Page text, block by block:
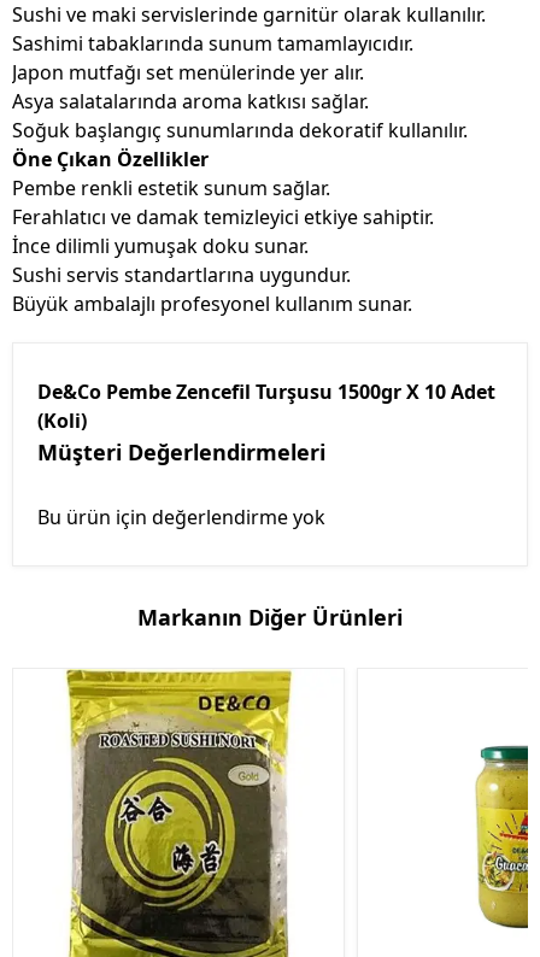
Sushi ve maki servislerinde garnitür olarak kullanılır.
Sashimi tabaklarında sunum tamamlayıcıdır.
Japon mutfağı set menülerinde yer alır.
Asya salatalarında aroma katkısı sağlar.
Soğuk başlangıç sunumlarında dekoratif kullanılır.
Öne Çıkan Özellikler
Pembe renkli estetik sunum sağlar.
Ferahlatıcı ve damak temizleyici etkiye sahiptir.
İnce dilimli yumuşak doku sunar.
Sushi servis standartlarına uygundur.
Büyük ambalajlı profesyonel kullanım sunar.
De&Co Pembe Zencefil Turşusu 1500gr X 10 Adet
(Koli)
Müşteri Değerlendirmeleri
Bu ürün için değerlendirme yok
Markanın Diğer Ürünleri